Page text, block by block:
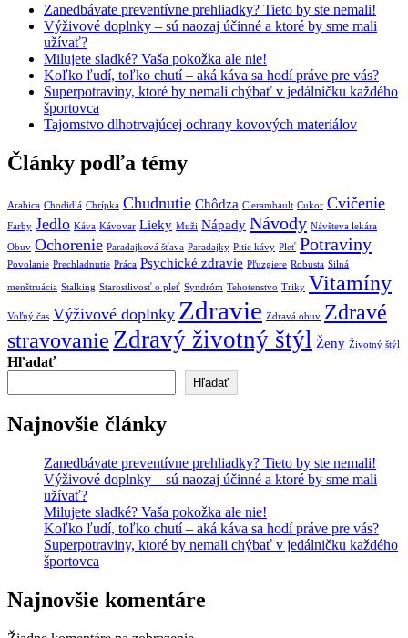
Zanedbávate preventívne prehliadky? Tieto by ste nemali!
Výživové doplnky – sú naozaj účinné a ktoré by sme mali
užívať?
Milujete sladké? Vaša pokožka ale nie!
Koľko ľudí, toľko chutí – aká káva sa hodí práve pre vás?
Superpotraviny, ktoré by nemali chýbať v jedálničku každého
športovca
Tajomstvo dlhotrvajúcej ochrany kovových materiálov
Články podľa témy
Arabica Chodidlá Chrípka Chudnutie Chôdza Clerambault Cukor Cvičenie
Farby Jedlo Káva Kávovar Lieky Muži Nápady Návody Návšteva lekára
Obuv Ochorenie Paradajková šťava Paradajky Pitie kávy Pleť Potraviny
Povolanie Prechladnutie Práca Psychické zdravie Pľuzgiere Robusta Silná
menštruácia Stalking Starostlivosť o pleť Syndróm Tehotenstvo Triky Vitamíny
Voľný čas Výživové doplnky Zdravie Zdravá obuv Zdravé
stravovanie Zdravý životný štýl Ženy Životný štýl
Hľadať
Hľadať
Najnovšie články
Zanedbávate preventívne prehliadky? Tieto by ste nemali!
Výživové doplnky – sú naozaj účinné a ktoré by sme mali
užívať?
Milujete sladké? Vaša pokožka ale nie!
Koľko ľudí, toľko chutí – aká káva sa hodí práve pre vás?
Superpotraviny, ktoré by nemali chýbať v jedálničku každého
športovca
Najnovšie komentáre